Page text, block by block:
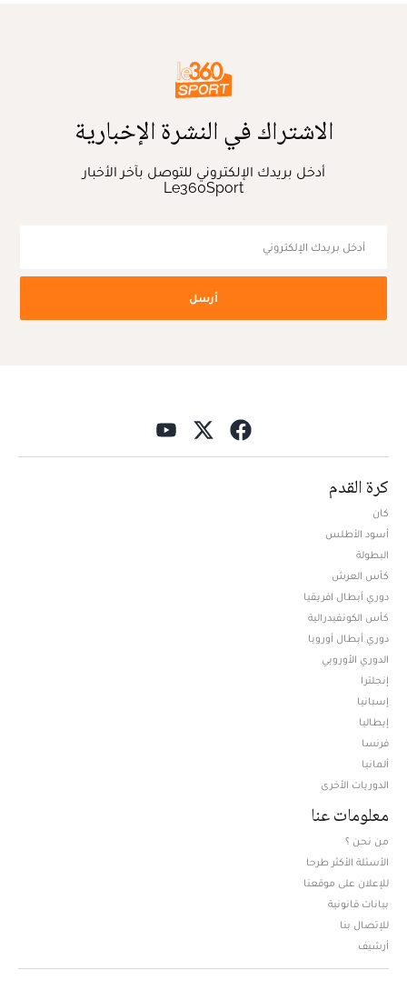
الاشتراك في النشرة الإخبارية
أدخل بريدك الإلكتروني للتوصل بآخر الأخبار
Le360Sport
أرسل
كرة القدم
كان
أسود الأطلس
البطولة
كأس العرش
دوري أبطال افريقيا
كأس الكونفيدرالية
دوري أبطال أوروبا
الدوري الأوروبي
إنجلترا
إسبانيا
إيطاليا
فرنسا
ألمانيا
الدوريات الأخرى
معلومات عنا
من نحن ؟
الأسئلة الأكثر طرحا
للإعلان على موقعنا
بيانات قانونية
للإتصال بنا
أرشيف